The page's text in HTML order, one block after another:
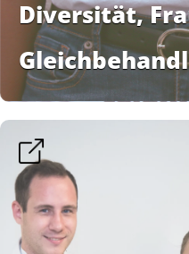
Diversität,